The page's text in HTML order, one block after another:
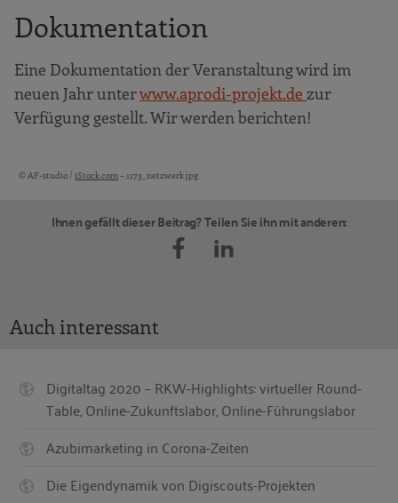
Dokumentation
Eine Dokumentation der Veranstaltung wird im
neuen Jahr unterwww.aprodi-projekt.de zur
Verfügung gestellt. Wir werden berichten!
Bildquellen und Copyright-Hinweise
© AF-studio / iStock.com– 1173_netzwerk.jpg
Ihnen gefällt dieser Beitrag? Teilen Sie ihn mit anderen:
Auch interessant
Digitaltag 2020 – RKW-Highlights: virtueller Round-
Table, Online-Zukunftslabor, Online-Führungslabor
Azubimarketing in Corona-Zeiten
Die Eigendynamik von Digiscouts-Projekten